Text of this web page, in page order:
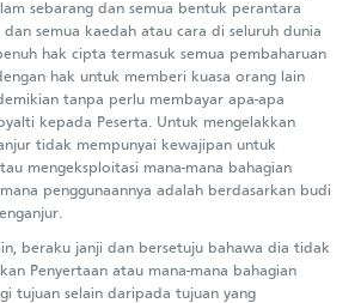
sebarang dan semua bentuk perantara
dan semua kaedah atau cara di seluruh dunia
hak cipta termasuk semua pembaharuan
hak untuk memberi kuasa orang lain
tanpa perlu membayar apa-apa
kepada Peserta. Untuk mengelakkan
tidak mempunyai kewajipan untuk
mengeksploitasi mana-mana bahagian
penggunaannya adalah berdasarkan budi
beraku janji dan bersetuju bahawa dia tidak
Penyertaan atau mana-mana bahagian
tujuan selain daripada tujuan yang